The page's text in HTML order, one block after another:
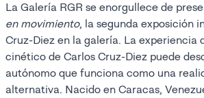
La Galería RGR se enorgullece de
en movimiento, la segunda exposición
Cruz-Diez en la galería. La experiencia
cinético de Carlos Cruz-Diez puede
autónomo que funciona como una
alternativa. Nacido en Caracas,